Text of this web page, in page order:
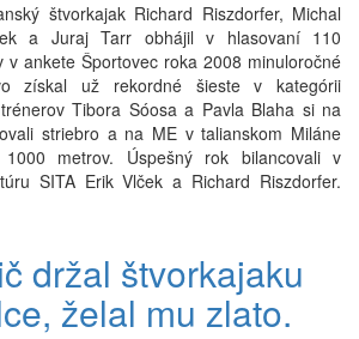
štvorkajak Richard Riszdorfer, Michal
a Juraj Tarr obhájil v hlasovaní 110
v ankete Športovec roka 2008 minuloročné
získal už rekordné šieste v kategórii
Tibora Sóosa a Pavla Blaha si na
striebro a na ME v talianskom Miláne
metrov. Úspešný rok bilancovali v
SITA Erik Vlček a Richard Riszdorfer.
držal štvorkajaku
želal mu zlato.